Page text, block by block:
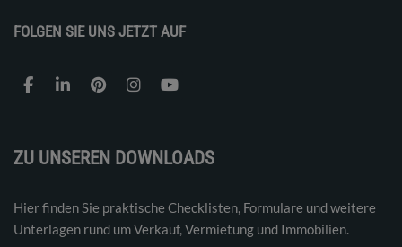
FOLGEN SIE UNS JETZT AUF
ZU UNSEREN DOWNLOADS
Hier finden Sie praktische Checklisten, Formulare und weitere
Unterlagen rund um Verkauf, Vermietung und Immobilien.